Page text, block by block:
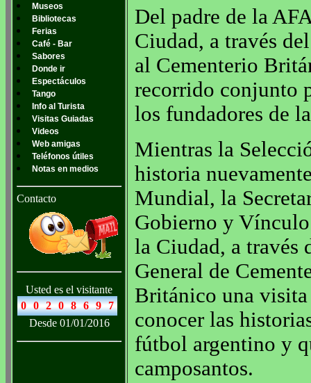
Museos
Bibliotecas
Ferias
Café - Bar
Sabores
Donde ir
Espectáculos
Tango
Info al Turista
Visitas Guiadas
Videos
Web amigas
Teléfonos útiles
Notas en medios
Contacto
Usted es el visitante
Desde 01/01/2016
Del padre de la
Ciudad, a través
al Cementerio
recorrido conjunto
los fundadores de
Mientras la
historia
Mundial, la
Gobierno y
la Ciudad, a través
General de
Británico una visita
conocer las
fútbol argentino y
camposantos.